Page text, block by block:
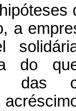
a
do
das